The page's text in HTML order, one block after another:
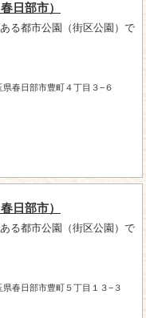
日部市）
る都市公園（街区公園）で
県春日部市豊町４丁目３−６
日部市）
る都市公園（街区公園）で
県春日部市豊町５丁目１３−３